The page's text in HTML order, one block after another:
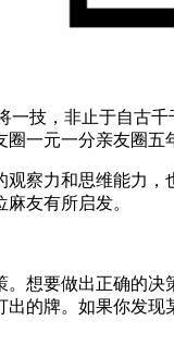
一技，非止于自古
一元一分亲友圈
察力和思维能力
友有所启发。
想要做出正确的
的牌。如果你发